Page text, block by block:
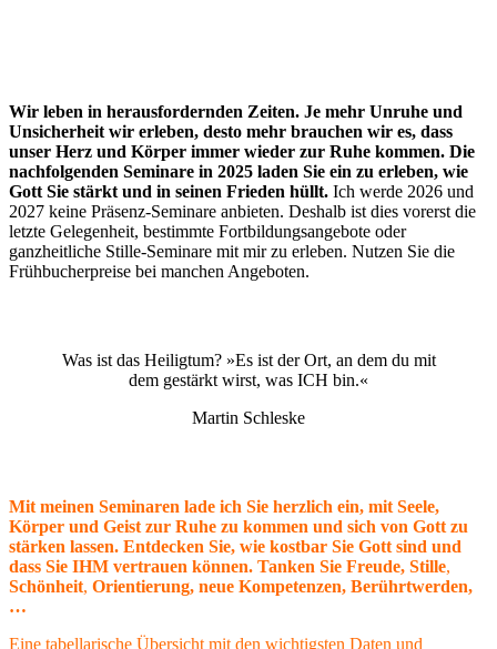
Wir leben in herausfordernden Zeiten. Je mehr Unruhe und
Unsicherheit wir erleben, desto mehr brauchen wir es, dass
unser Herz und Körper immer wieder zur Ruhe kommen. Die
nachfolgenden Seminare in 2025 laden Sie ein zu erleben, wie
Gott Sie stärkt und in seinen Frieden hüllt. Ich werde 2026 und
2027 keine Präsenz-Seminare anbieten. Deshalb ist dies vorerst die
letzte Gelegenheit, bestimmte Fortbildungsangebote oder
ganzheitliche Stille-Seminare mit mir zu erleben. Nutzen Sie die
Frühbucherpreise bei manchen Angeboten.
Was ist das Heiligtum? »Es ist der Ort, an dem du mit
dem gestärkt wirst, was ICH bin.«
Martin Schleske
Mit meinen Seminaren lade ich Sie herzlich ein, mit Seele,
Körper und Geist zur Ruhe zu kommen und sich von Gott zu
stärken lassen. Entdecken Sie, wie kostbar Sie Gott sind und
dass Sie IHM vertrauen können. Tanken Sie Freude, Stille,
Schönheit, Orientierung, neue Kompetenzen, Berührtwerden,
…
Eine tabellarische Übersicht mit den wichtigsten Daten und